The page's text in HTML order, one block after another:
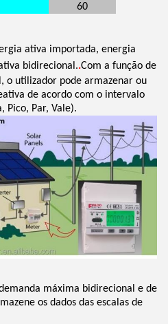
60
ativa importada, energia
bidirecional..Com a função de
o utilizador pode armazenar ou
de acordo com o intervalo
Pico, Par, Vale).
máxima bidirecional e de
os dados das escalas de